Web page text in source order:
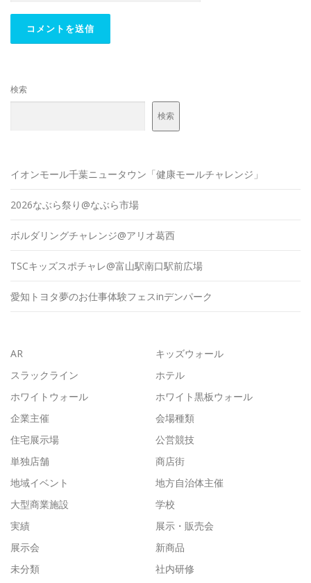
検索
検索
イオンモール千葉ニュータウン「健康モールチャレンジ」
2026なぶら祭り@なぶら市場
ボルダリングチャレンジ@アリオ葛西
TSCキッズスポチャレ@富山駅南口駅前広場
愛知トヨタ夢のお仕事体験フェスinデンパーク
AR
キッズウォール
スラックライン
ホテル
ホワイトウォール
ホワイト黒板ウォール
企業主催
会場種類
住宅展示場
公営競技
単独店舗
商店街
地域イベント
地方自治体主催
大型商業施設
学校
実績
展示・販売会
展示会
新商品
未分類
社内研修